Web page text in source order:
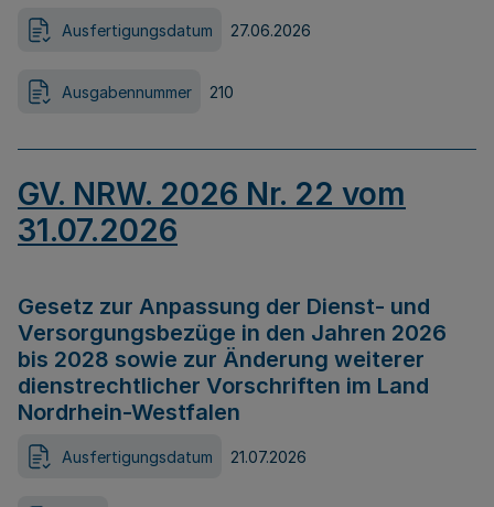
Ausfertigungsdatum 27.06.2026
Ausgabennummer 210
GV. NRW. 2026 Nr. 22 vom
31.07.2026
Gesetz zur Anpassung der Dienst- und
Versorgungsbezüge in den Jahren 2026
bis 2028 sowie zur Änderung weiterer
dienstrechtlicher Vorschriften im Land
Nordrhein-Westfalen
Ausfertigungsdatum 21.07.2026